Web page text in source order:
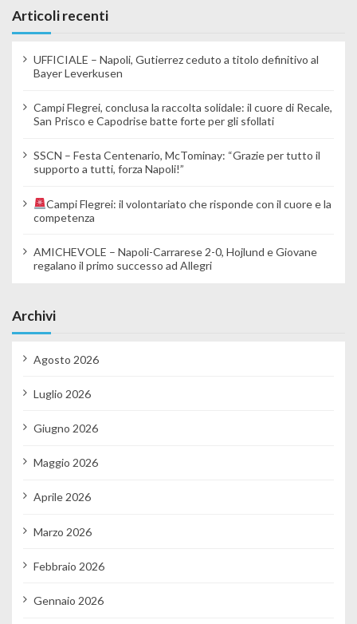
Articoli recenti
UFFICIALE – Napoli, Gutierrez ceduto a titolo definitivo al
Bayer Leverkusen
Campi Flegrei, conclusa la raccolta solidale: il cuore di Recale,
San Prisco e Capodrise batte forte per gli sfollati
SSCN – Festa Centenario, McTominay: “Grazie per tutto il
supporto a tutti, forza Napoli!”
Campi Flegrei: il volontariato che risponde con il cuore e la
competenza
AMICHEVOLE – Napoli-Carrarese 2-0, Hojlund e Giovane
regalano il primo successo ad Allegri
Archivi
Agosto 2026
Luglio 2026
Giugno 2026
Maggio 2026
Aprile 2026
Marzo 2026
Febbraio 2026
Gennaio 2026